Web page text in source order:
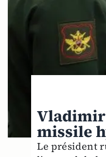
Vladimir
missile
Le président